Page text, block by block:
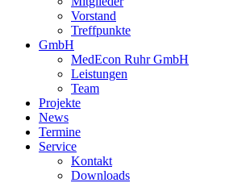
Vorstand
Treffpunkte
GmbH
MedEcon Ruhr GmbH
Leistungen
Team
Projekte
News
Termine
Service
Kontakt
Downloads